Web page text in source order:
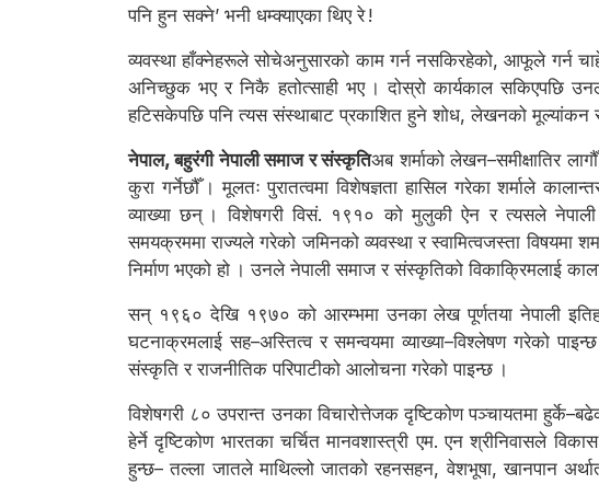
पनि हुन सक्ने’ भनी धम्क्याएका थिए रे !
व्यवस्था हाँक्नेहरूले सोचेअनुसारको काम गर्न नसकिरहेको, आफूले गर्न
अनिच्छुक भए र निकै हतोत्साही भए । दोस्रो कार्यकाल सकिएपछि
हटिसकेपछि पनि त्यस संस्थाबाट प्रकाशित हुने शोध, लेखनको मूल्यांकन र
नेपाल, बहुरंगी नेपाली समाज र संस्कृतिअब शर्माको लेखन–समीक्षातिर
कुरा गर्नेछौँ । मूलतः पुरातत्वमा विशेषज्ञता हासिल गरेका शर्माले
व्याख्या छन् । विशेषगरी विसं. १९१० को मुलुकी ऐन र त्यसले नेपाली
समयक्रममा राज्यले गरेको जमिनको व्यवस्था र स्वामित्वजस्ता विषयमा
निर्माण भएको हो । उनले नेपाली समाज र संस्कृतिको विकाक्रिमलाई
सन् १९६० देखि १९७० को आरम्भमा उनका लेख पूर्णतया नेपाली
घटनाक्रमलाई सह–अस्तित्व र समन्वयमा व्याख्या–विश्लेषण गरेको
संस्कृति र राजनीतिक परिपाटीको आलोचना गरेको पाइन्छ ।
विशेषगरी ८० उपरान्त उनका विचारोत्तेजक दृष्टिकोण पञ्चायतमा
हेर्ने दृष्टिकोण भारतका चर्चित मानवशास्त्री एम. एन श्रीनिवासले
हुन्छ– तल्ला जातले माथिल्लो जातको रहनसहन, वेशभूषा, खानपान